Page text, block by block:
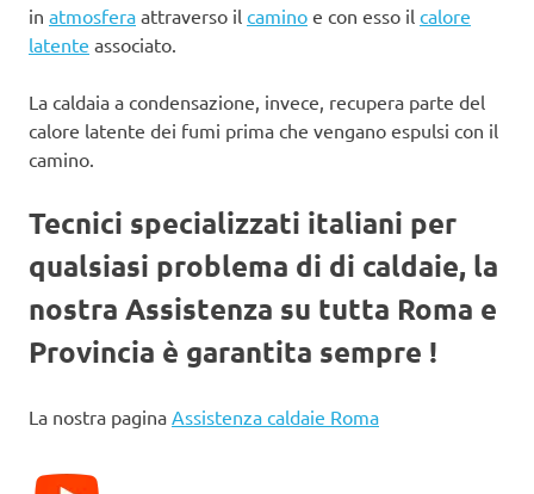
in atmosfera attraverso il camino e con esso il calore
latente associato.
La caldaia a condensazione, invece, recupera parte del
calore latente dei fumi prima che vengano espulsi con il
camino.
Tecnici specializzati italiani per
qualsiasi problema di di caldaie, la
nostra Assistenza su tutta Roma e
Provincia è garantita sempre !
La nostra pagina Assistenza caldaie Roma